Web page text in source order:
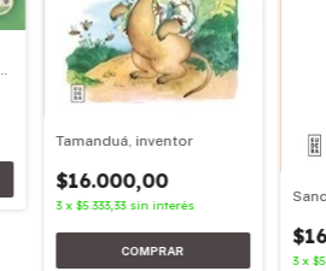
Tamanduá, inventor
$16.000,00
3 x$5.333,33 sin interés
3 x